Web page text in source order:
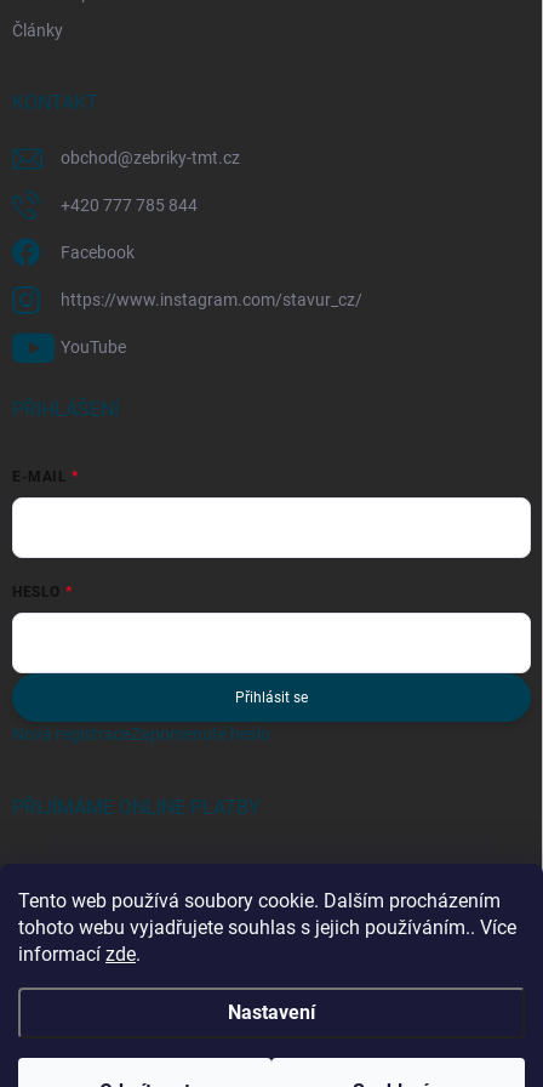
Tento web používá soubory cookie. Dalším procházením
tohoto webu vyjadřujete souhlas s jejich používáním.. Více
informací zde.
Nastavení
Články
KONTAKT
obchod@zebriky-tmt.cz
+420 777 785 844
Facebook
https://www.instagram.com/stavur_cz/
YouTube
PŘIHLÁŠENÍ
E-MAIL
HESLO
Přihlásit se
Nová registraceZapomenuté heslo
PŘIJÍMÁME ONLINE PLATBY
Kategorie
Copyright 2026zebriky-tmt.cz . Všechna práva vyhrazena.